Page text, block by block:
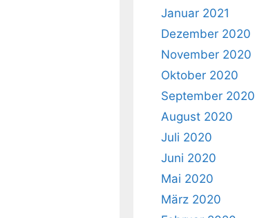
Januar 2021
Dezember 2020
November 2020
Oktober 2020
September 2020
August 2020
Juli 2020
Juni 2020
Mai 2020
März 2020